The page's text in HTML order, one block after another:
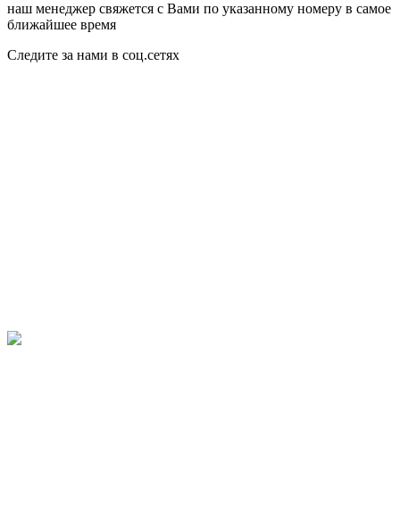
наш менеджер свяжется с Вами по указанному номеру в самое
ближайшее время
Следите за нами в соц.сетях